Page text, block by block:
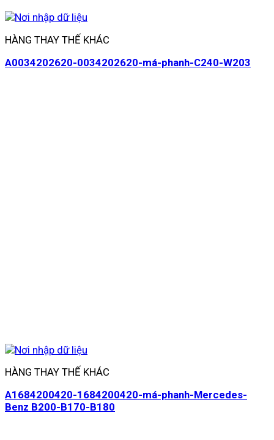
HÀNG THAY THẾ KHÁC
A0034202620-0034202620-má-phanh-C240-W203
HÀNG THAY THẾ KHÁC
A1684200420-1684200420-má-phanh-Mercedes-
Benz B200-B170-B180